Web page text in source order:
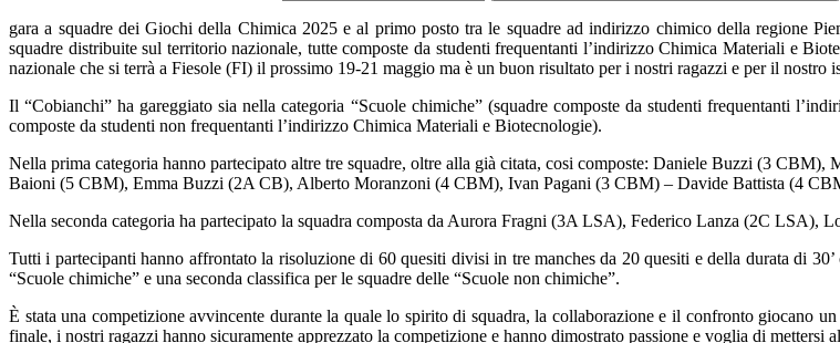
gara a squadre dei Giochi della Chimica 2025 e al primo posto tra le squadre ad indirizzo chimico della regione
squadre distribuite sul territorio nazionale, tutte composte da studenti frequentanti l’indirizzo Chimica Materiali e
nazionale che si terrà a Fiesole (FI) il prossimo 19-21 maggio ma è un buon risultato per i nostri ragazzi e per il nostro
Il “Cobianchi” ha gareggiato sia nella categoria “Scuole chimiche” (squadre composte da studenti frequentanti
composte da studenti non frequentanti l’indirizzo Chimica Materiali e Biotecnologie).
Nella prima categoria hanno partecipato altre tre squadre, oltre alla già citata, cosi composte: Daniele Buzzi (3
Baioni (5 CBM), Emma Buzzi (2A CB), Alberto Moranzoni (4 CBM), Ivan Pagani (3 CBM) – Davide Battista (4
Nella seconda categoria ha partecipato la squadra composta da Aurora Fragni (3A LSA), Federico Lanza (2C
Tutti i partecipanti hanno affrontato la risoluzione di 60 quesiti divisi in tre manches da 20 quesiti e della durata di
“Scuole chimiche” e una seconda classifica per le squadre delle “Scuole non chimiche”.
È stata una competizione avvincente durante la quale lo spirito di squadra, la collaborazione e il confronto giocano
finale, i nostri ragazzi hanno sicuramente apprezzato la competizione e hanno dimostrato passione e voglia di mettersi